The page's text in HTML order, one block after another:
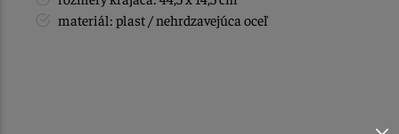
materiál: plast / nehrdzavejúca oceľ